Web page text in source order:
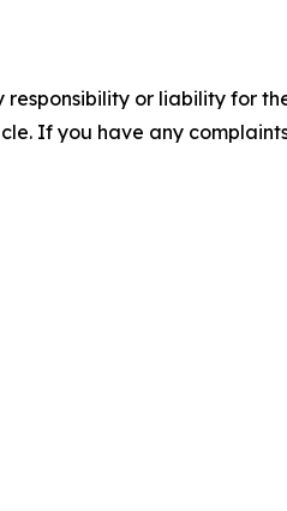
responsibility or liability for
If you have any